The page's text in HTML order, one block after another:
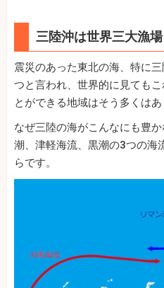
三陸沖は世界三大漁場
震災のあった東北の海、特に
つと言われ、世界的に見ても
とができる地域はそう多くはあ
なぜ三陸の海がこんなにも豊
潮、津軽海流、黒潮の3つの海
らです。